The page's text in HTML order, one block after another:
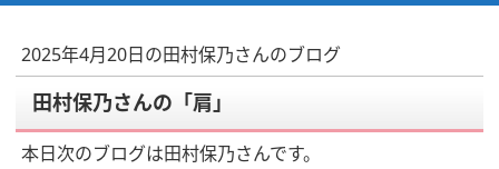
2025年4月20日の田村保乃さんのブログ
田村保乃さんの「肩」
本日次のブログは田村保乃さんです。